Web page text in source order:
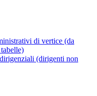
di vertice (da
(dirigenti non